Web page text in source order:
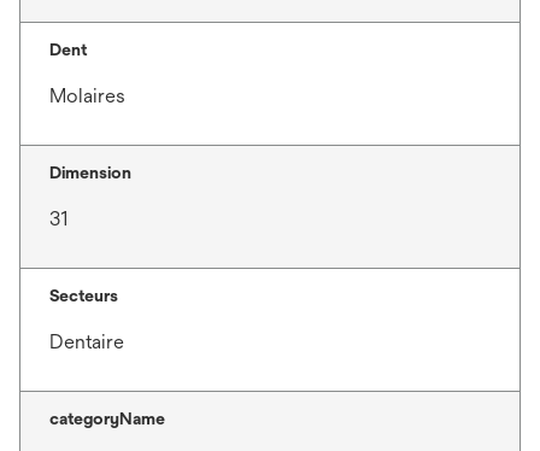
Dent
Molaires
Dimension
31
Secteurs
Dentaire
categoryName